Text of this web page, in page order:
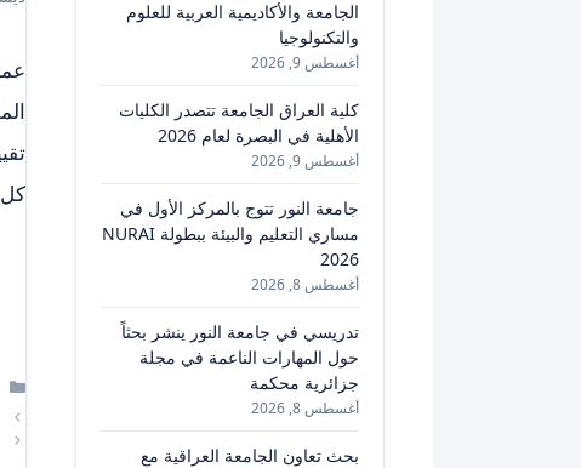
كل
الجامعة والأكاديمية العربية للعلوم
والتكنولوجيا
أغسطس 9, 2026
كلية العراق الجامعة تتصدر الكليات
الأهلية في البصرة لعام 2026
أغسطس 9, 2026
جامعة النور تتوج بالمركز الأول في
مساري التعليم والبيئة ببطولة NURAI
2026
أغسطس 8, 2026
تدريسي في جامعة النور ينشر بحثاً
حول المهارات الناعمة في مجلة
جزائرية محكمة
أغسطس 8, 2026
بحث تعاون الجامعة العراقية مع